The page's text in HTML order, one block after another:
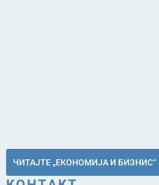
ЧИТАЈТЕ „ЕКОНОМИЈА И БИЗНИС“